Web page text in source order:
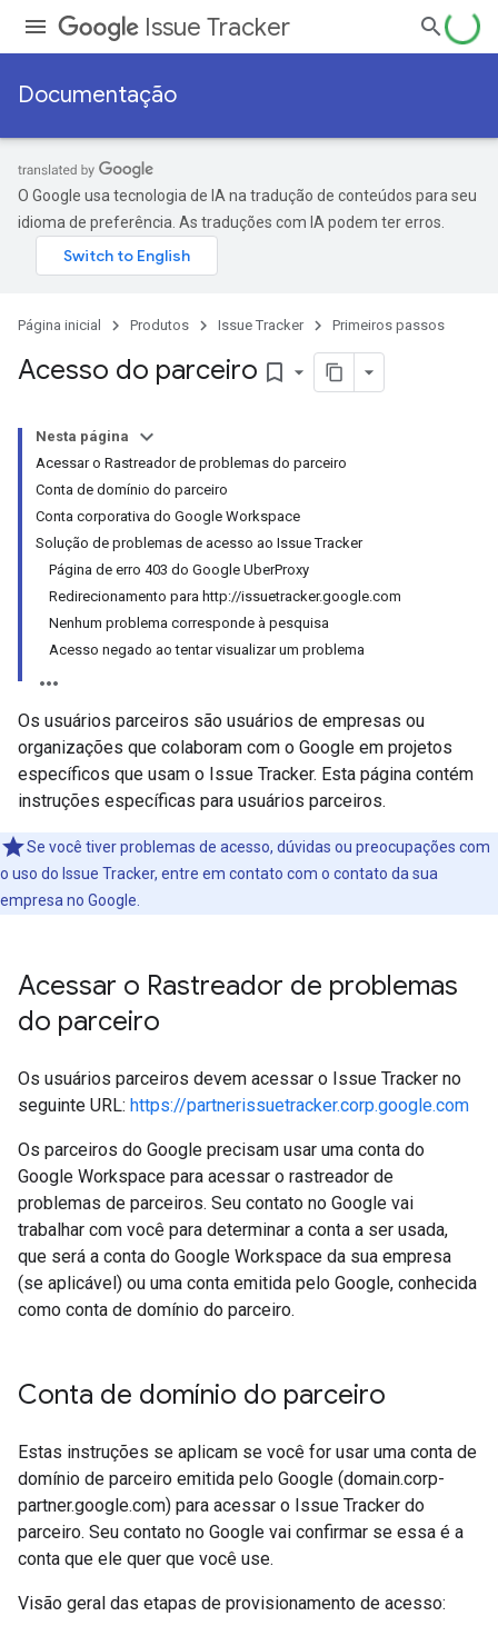
Issue Tracker
Documentação
O Google usa tecnologia de IA na tradução de conteúdos para seu
idioma de preferência. As traduções com IA podem ter erros.
Página inicial Produtos Issue Tracker Primeiros passos
Acesso do parceiro bookmark_border
Nesta página
Acessar o Rastreador de problemas do parceiro
Conta de domínio do parceiro
Conta corporativa do Google Workspace
Solução de problemas de acesso ao Issue Tracker
Página de erro 403 do Google UberProxy
Redirecionamento para http://issuetracker.google.com
Nenhum problema corresponde à pesquisa
Acesso negado ao tentar visualizar um problema
Os usuários parceiros são usuários de empresas ou
organizações que colaboram com o Google em projetos
específicos que usam o Issue Tracker. Esta página contém
instruções específicas para usuários parceiros.
Se você tiver problemas de acesso, dúvidas ou preocupações com
o uso do Issue Tracker, entre em contato com o contato da sua
empresa no Google.
Acessar o Rastreador de problemas
do parceiro
Os usuários parceiros devem acessar o Issue Tracker no
seguinte URL: https://partnerissuetracker.corp.google.com
Os parceiros do Google precisam usar uma conta do
Google Workspace para acessar o rastreador de
problemas de parceiros. Seu contato no Google vai
trabalhar com você para determinar a conta a ser usada,
que será a conta do Google Workspace da sua empresa
(se aplicável) ou uma conta emitida pelo Google, conhecida
como conta de domínio do parceiro.
Conta de domínio do parceiro
Estas instruções se aplicam se você for usar uma conta de
domínio de parceiro emitida pelo Google (domain.corp-
partner.google.com) para acessar o Issue Tracker do
parceiro. Seu contato no Google vai confirmar se essa é a
conta que ele quer que você use.
Visão geral das etapas de provisionamento de acesso: